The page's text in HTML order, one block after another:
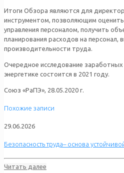
Итоги Обзора являются для
инструментом, позволяющим
управления персоналом, получить
планирования расходов на персонал,
производительности труда.
Очередное исследование
энергетике состоится в 2021 году.
Союз «РаПЭ», 28.05.2020 г.
Похожие записи
29.06.2026
Безопасность труда– основа
Читать далее